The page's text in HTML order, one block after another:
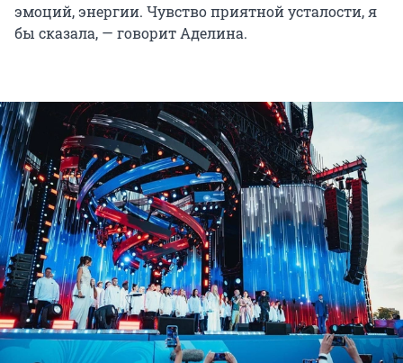
эмоций, энергии. Чувство приятной усталости, я
бы сказала, — говорит Аделина.